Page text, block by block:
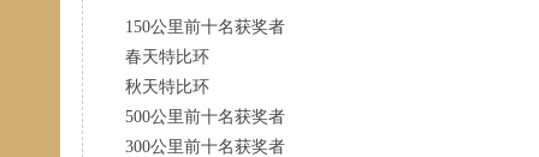
150公里前十名获奖者
春天特比环
秋天特比环
500公里前十名获奖者
300公里前十名获奖者